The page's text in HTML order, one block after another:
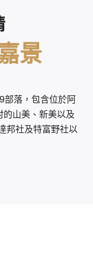
景
部落，包含位於阿
的山美、新美以及
邦社及特富野社以